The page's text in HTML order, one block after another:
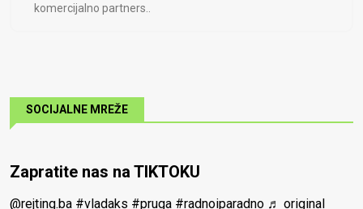
komercijalno partners..
SOCIJALNE MREŽE
Zapratite nas na TIKTOKU
@rejting.ba #vladaks #pruga #radnoiparadno ♬ original